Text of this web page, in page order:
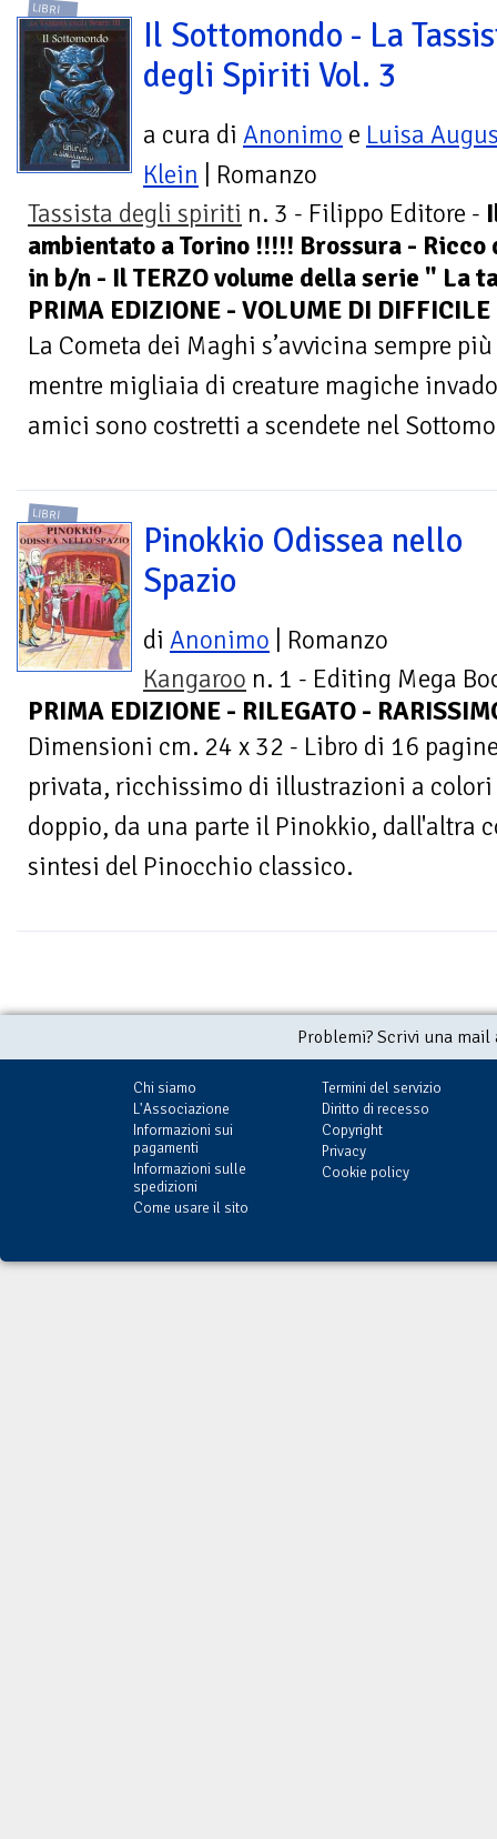
LIBRI
Il Sottomondo - La
degli Spiriti Vol. 3
a cura di Anonimo e Luisa
Klein | Romanzo
Tassista degli spiriti n. 3 - Filippo Editore -
ambientato a Torino !!!!! Brossura -
in b/n - Il TERZO volume della serie " La
PRIMA EDIZIONE - VOLUME DI
La Cometa dei Maghi s’avvicina sempre
mentre migliaia di creature magiche
amici sono costretti a scendete nel
LIBRI
Pinokkio Odissea nello
Spazio
di Anonimo | Romanzo
Kangaroo n. 1 - Editing Mega
PRIMA EDIZIONE - RILEGATO -
Dimensioni cm. 24 x 32 - Libro di 16
privata, ricchissimo di illustrazioni a
doppio, da una parte il Pinokkio, dall'altra
sintesi del Pinocchio classico.
Problemi? Scrivi una
Chi siamo
L'Associazione
Informazioni sui
pagamenti
Informazioni sulle
spedizioni
Come usare il sito
Termini del servizio
Diritto di recesso
Copyright
Privacy
Cookie policy